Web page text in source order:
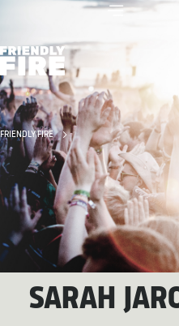
FRIENDLY FIRE
SARAH